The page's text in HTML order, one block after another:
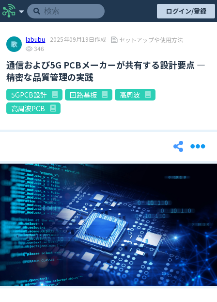
ログイン/登録
labubu 2025年09月19日作成
セットアップや使用方法
346
通信および5G PCBメーカーが共有する設計要点 ―
精密な品質管理の実践
5GPCB設計 回路基板
高周波
高周波PCB